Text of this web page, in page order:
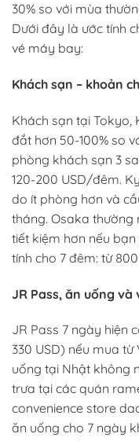
30% so với mùa
Dưới đây là ước tính
vé máy bay:
Khách sạn – khoản
Khách sạn tại
đắt hơn 50-100% so
phòng khách sạn 3
120-200 USD/đêm.
do ít phòng hơn và
tháng. Osaka thường
tiết kiệm hơn nếu
tính cho 7 đêm: từ
JR Pass, ăn uống
JR Pass 7 ngày hiện
330 USD) nếu mua
uống tại Nhật không
trưa tại các quán
convenience store
ăn uống cho 7 ngày